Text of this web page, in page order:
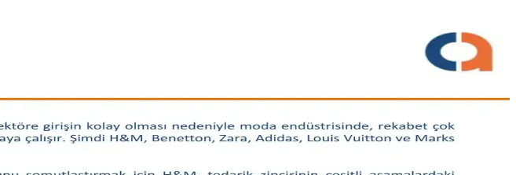
tüketiciler için zorluk yaratıyor. Bu durum sektörde gelişme ihtiyacını gösteriyor.
ve malzeme tercihleriyle ilgili detaylı öneriler sunulmaktadır.